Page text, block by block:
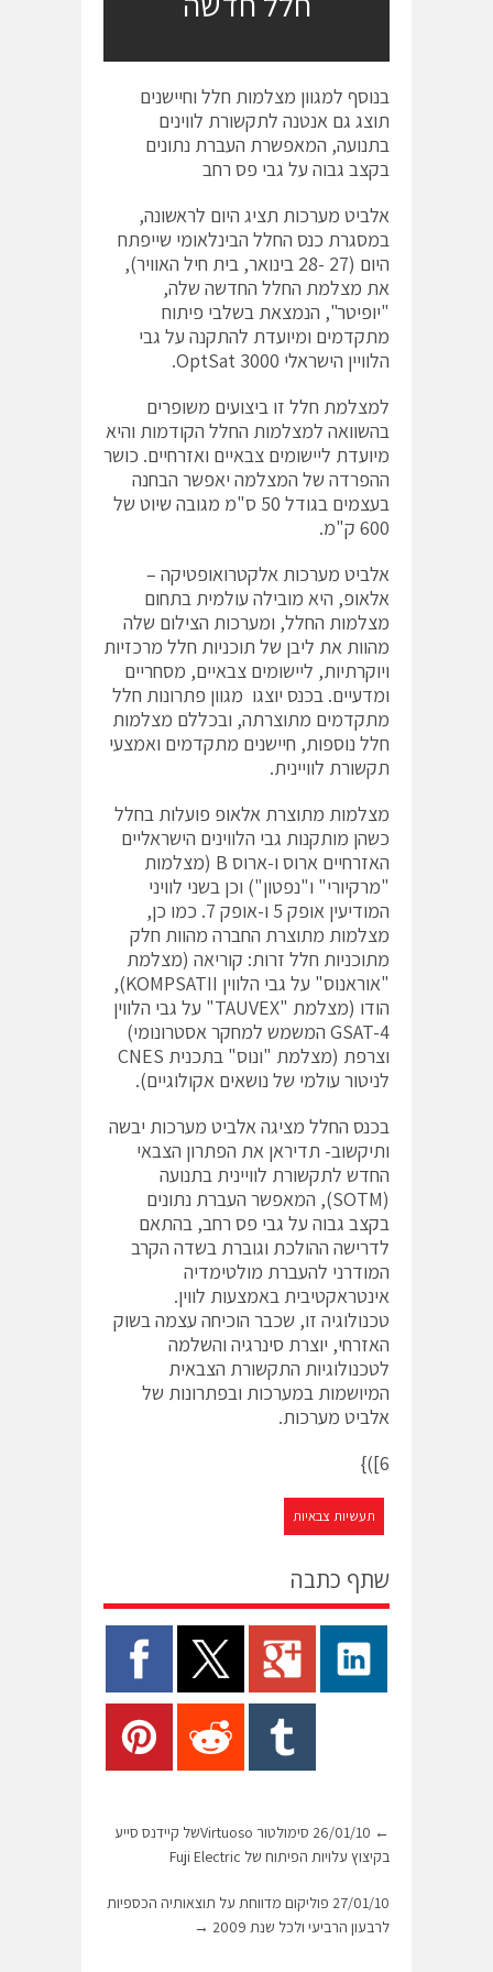
בנוסף למגוון מצלמות חלל וחיישנים
תוצג גם אנטנה לתקשורת לווינים
בתנועה, המאפשרת העברת נתונים
בקצב גבוה על גבי פס רחב
אלביט מערכות תציג היום לראשונה,
במסגרת כנס החלל הבינלאומי שייפתח
היום (27 -28 בינואר, בית חיל האוויר),
את מצלמת החלל החדשה שלה,
"יופיטר", הנמצאת בשלבי פיתוח
מתקדמים ומיועדת להתקנה על גבי
הלוויין הישראלי OptSat 3000.
למצלמת חלל זו ביצועים משופרים
בהשוואה למצלמות החלל הקודמות והיא
מיועדת ליישומים צבאיים ואזרחיים. כושר
ההפרדה של המצלמה יאפשר הבחנה
בעצמים בגודל 50 ס"מ מגובה שיוט של
600 ק"מ.
אלביט מערכות אלקטרואופטיקה ­–
אלאופ, היא מובילה עולמית בתחום
מצלמות החלל, ומערכות הצילום שלה
מהוות את ליבן של תוכניות חלל מרכזיות
ויוקרתיות, ליישומים צבאיים, מסחריים
ומדעיים. בכנס יוצגו מגוון פתרונות חלל
מתקדמים מתוצרתה, ובכללם מצלמות
חלל נוספות, חיישנים מתקדמים ואמצעי
תקשורת לוויינית.
מצלמות מתוצרת אלאופ פועלות בחלל
כשהן מותקנות גבי הלווינים הישראליים
האזרחיים ארוס ו-ארוס B (מצלמות
"מרקיורי" ו"נפטון") וכן בשני לוויני
המודיעין אופק 5 ו-אופק 7. כמו כן,
מצלמות מתוצרת החברה מהוות חלק
מתוכניות חלל זרות: קוריאה (מצלמת
"אוראנוס" על גבי הלווין KOMPSATII),
הודו (מצלמת "TAUVEX" על גבי הלווין
GSAT-4 המשמש למחקר אסטרונומי)
וצרפת (מצלמת "ונוס" בתכנית CNES
לניטור עולמי של נושאים אקולוגיים).
בכנס החלל מציגה אלביט מערכות יבשה
ותיקשוב- תדיראן את הפתרון הצבאי
החדש לתקשורת לוויינית בתנועה
(SOTM), המאפשר העברת נתונים
בקצב גבוה על גבי פס רחב, בהתאם
לדרישה ההולכת וגוברת בשדה הקרב
המודרני להעברת מולטימדיה
אינטראקטיבית באמצעות לווין.
טכנולוגיה זו, שכבר הוכיחה עצמה בשוק
האזרחי, יוצרת סינרגיה והשלמה
לטכנולוגיות התקשורת הצבאית
המיושמות במערכות ובפתרונות של
אלביט מערכות.
6])}
תעשיות צבאיות
שתף כתבה
←
26/01/10 סימולטור Virtuosoשל קיידנס סייע
בקיצוץ עלויות הפיתוח של Fuji Electric
27/01/10 פוליקום מדווחת על תוצאותיה הכספיות
לרבעון הרביעי ולכל שנת 2009
→